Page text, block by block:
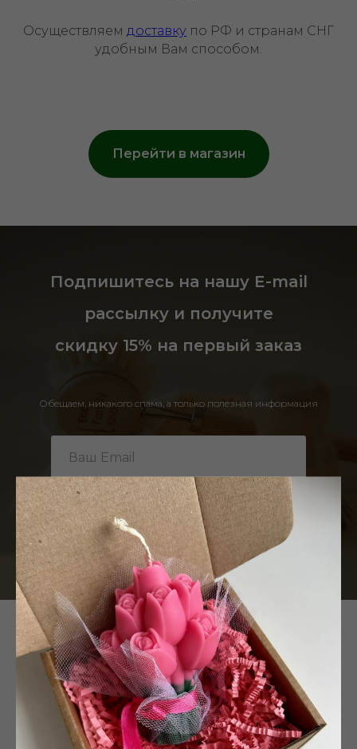
Осуществляем доставку по РФ и странам СНГ
удобным Вам способом.
Перейти в магазин
Подпишитесь на нашу E-mail
рассылку и получите
скидку 15% на первый заказ
Обещаем, никакого спама, а только полезная информация
Подписаться
Нажимая на кнопку, вы даете согласие на обработку персональных
данных и соглашаетесь c
политикой конфиденциальности
NEW NEW